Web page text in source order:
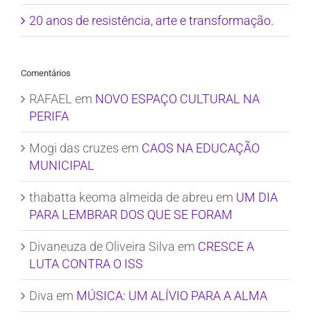
20 anos de resistência, arte e transformação.
Comentários
RAFAEL em NOVO ESPAÇO CULTURAL NA
PERIFA
Mogi das cruzes em CAOS NA EDUCAÇÃO
MUNICIPAL
thabatta keoma almeida de abreu em UM DIA
PARA LEMBRAR DOS QUE SE FORAM
Divaneuza de Oliveira Silva em CRESCE A
LUTA CONTRA O ISS
Diva em MÚSICA: UM ALÍVIO PARA A ALMA